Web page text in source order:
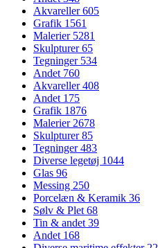
Akvareller605
Grafik 1561
Malerier 5281
Skulpturer65
Tegninger 534
Andet 760
Akvareller408
Andet 175
Grafik 1876
Malerier 2678
Skulpturer85
Tegninger483
Diverse legetøj 1044
Glas 96
Messing 250
Porcelæn & Keramik 36
Sølv & Plet 68
Tin & andet 39
Andet 168